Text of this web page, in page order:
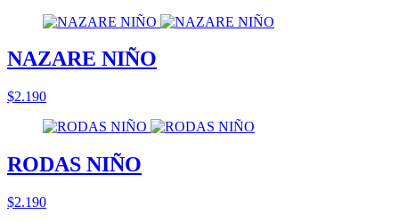
NAZARE NIÑO
$2.190
RODAS NIÑO
$2.190